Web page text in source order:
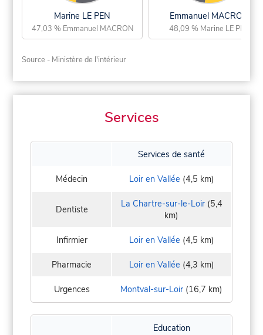
Marine LE PEN
47,03 % Emmanuel MACRON
Emmanuel MACRON
48,09 % Marine LE PEN
Source - Ministère de l'intérieur
Services
Services de santé
Médecin Loir en Vallée (4,5 km)
Dentiste La Chartre-sur-le-Loir(5,4
km)
Infirmier Loir en Vallée (4,5 km)
Pharmacie Loir en Vallée (4,3 km)
Urgences Montval-sur-Loir (16,7 km)
Education